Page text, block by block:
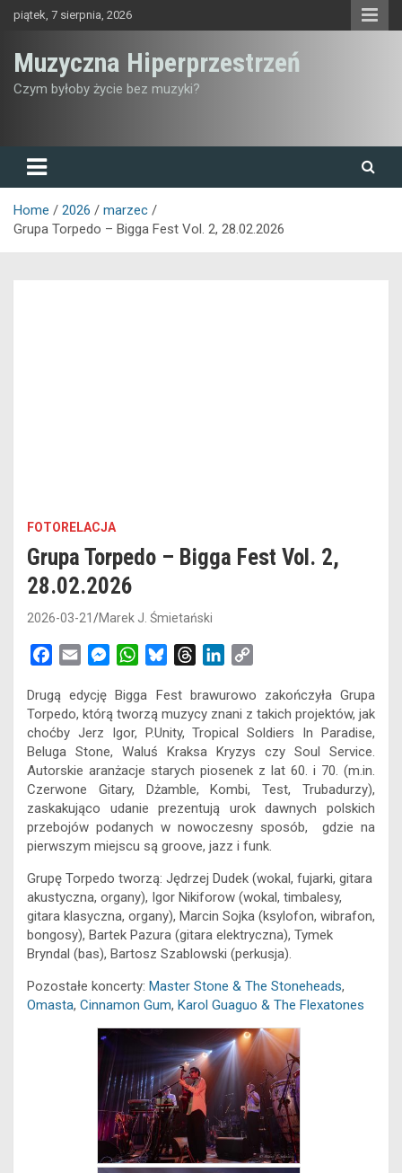
Skippiątek, 7 sierpnia, 2026
Muzyczna Hiperprzestrzeń
Czym byłoby życie bez muzyki?
Home 2026
marzec
Grupa Torpedo – Bigga Fest Vol. 2, 28.02.2026
FOTORELACJA
Grupa Torpedo – Bigga Fest Vol. 2,
28.02.2026
2026-03-21 Marek J. Śmietański
c
e
b
o
o
k
a
i
l
M
s
s
e
n
g
e
r
W
a
t
s
A
p
u
e
s
k
y
r
e
a
d
s
n
k
e
d
I
n
p
y
L
i
k
Drugą edycję Bigga Fest brawurowo zakończyła Grupa
Torpedo, którą tworzą muzycy znani z takich projektów, jak
choćby Jerz Igor, P.Unity, Tropical Soldiers In Paradise,
Beluga Stone, Waluś Kraksa Kryzys czy Soul Service.
Autorskie aranżacje starych piosenek z lat 60. i 70. (m.in.
Czerwone Gitary, Dżamble, Kombi, Test, Trubadurzy),
zaskakująco udanie prezentują urok dawnych polskich
przebojów podanych w nowoczesny sposób, gdzie na
pierwszym miejscu są groove, jazz i funk.
Grupę Torpedo tworzą: Jędrzej Dudek (wokal, fujarki, gitara
akustyczna, organy), Igor Nikiforow (wokal, timbalesy,
gitara klasyczna, organy), Marcin Sojka (ksylofon, wibrafon,
bongosy), Bartek Pazura (gitara elektryczna), Tymek
Bryndal (bas), Bartosz Szablowski (perkusja).
Pozostałe koncerty: Master Stone & The Stoneheads,
Omasta, Cinnamon Gum, Karol Guaguo & The Flexatones